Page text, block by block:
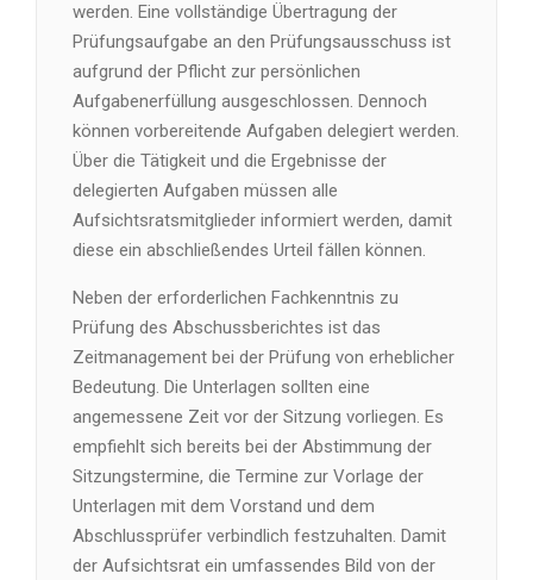
werden. Eine vollständige Übertragung der
Prüfungsaufgabe an den Prüfungsausschuss ist
aufgrund der Pflicht zur persönlichen
Aufgabenerfüllung ausgeschlossen. Dennoch
können vorbereitende Aufgaben delegiert werden.
Über die Tätigkeit und die Ergebnisse der
delegierten Aufgaben müssen alle
Aufsichtsratsmitglieder informiert werden, damit
diese ein abschließendes Urteil fällen können.
Neben der erforderlichen Fachkenntnis zu
Prüfung des Abschussberichtes ist das
Zeitmanagement bei der Prüfung von erheblicher
Bedeutung. Die Unterlagen sollten eine
angemessene Zeit vor der Sitzung vorliegen. Es
empfiehlt sich bereits bei der Abstimmung der
Sitzungstermine, die Termine zur Vorlage der
Unterlagen mit dem Vorstand und dem
Abschlussprüfer verbindlich festzuhalten. Damit
der Aufsichtsrat ein umfassendes Bild von der